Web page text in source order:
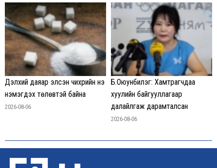
Дэлхий даяар элсэн чихрийн үнэ
нэмэгдэх төлөвтэй байна
2026-08-06
Б.Оюунбилэг: Хамтрагчдаа
хуулийн байгууллагаар
далайлгаж дарамталсан
2026-08-06